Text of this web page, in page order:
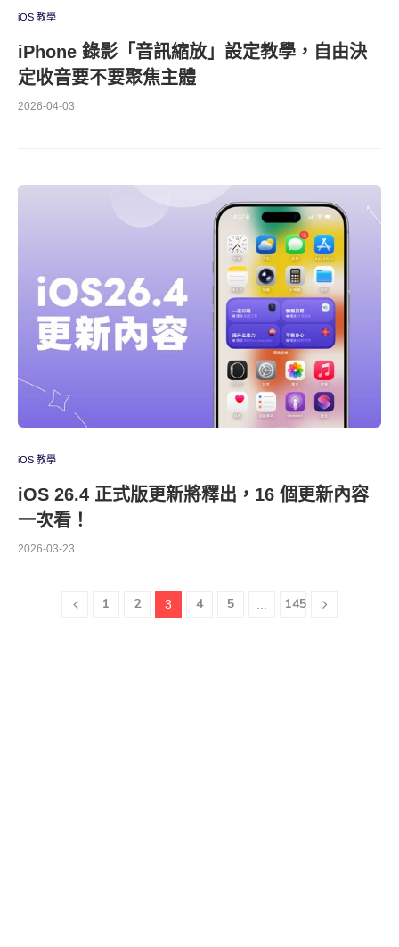
iOS 教學
iPhone 錄影「音訊縮放」設定教學，自由決
定收音要不要聚焦主體
2026-04-03
iOS 教學
iOS 26.4 正式版更新將釋出，16 個更新內容
一次看！
2026-03-23
1 2 3 4 5 145